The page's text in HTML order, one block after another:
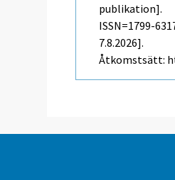
publikation].
ISSN=1799-
7.8.2026].
Åtkomstsätt: